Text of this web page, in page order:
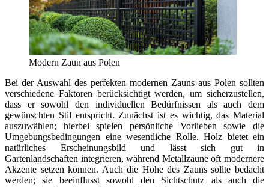
Modern Zaun aus Polen
Bei der Auswahl des perfekten modernen Zauns aus Polen sollten
verschiedene Faktoren berücksichtigt werden, um sicherzustellen,
dass er sowohl den individuellen Bedürfnissen als auch dem
gewünschten Stil entspricht. Zunächst ist es wichtig, das Material
auszuwählen; hierbei spielen persönliche Vorlieben sowie die
Umgebungsbedingungen eine wesentliche Rolle. Holz bietet ein
natürliches Erscheinungsbild und lässt sich gut in
Gartenlandschaften integrieren, während Metallzäune oft modernere
Akzente setzen können. Auch die Höhe des Zauns sollte bedacht
werden; sie beeinflusst sowohl den Sichtschutz als auch die